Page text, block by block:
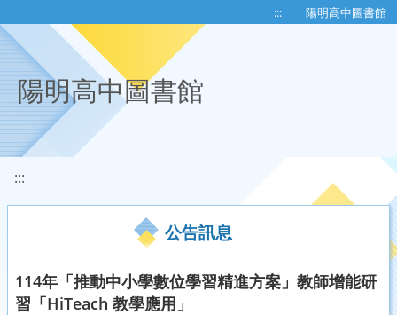
::: 陽明高中圖書館
陽明高中圖書館
:::
公告訊息
114年「推動中小學數位學習精進方案」教師增能研
習「HiTeach 教學應用」